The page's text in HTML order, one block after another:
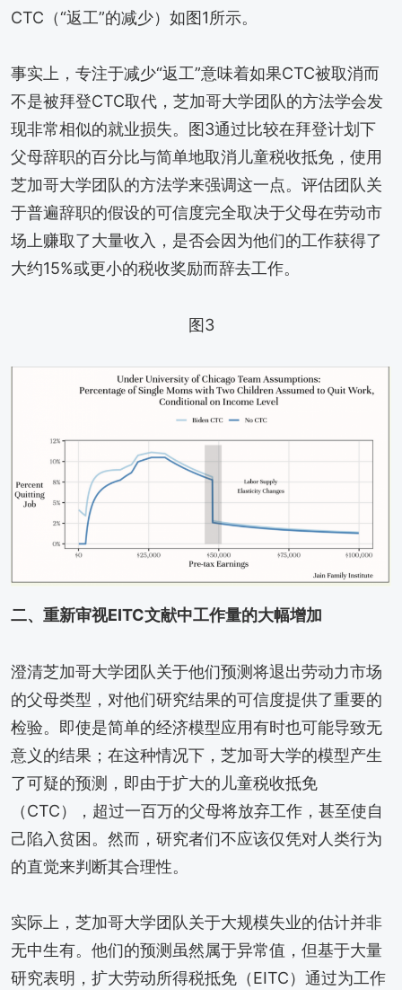
CTC（“返工”的减少）如图1所示。
事实上，专注于减少“返工”意味着如果CTC被取消而
不是被拜登CTC取代，芝加哥大学团队的方法学会发
现非常相似的就业损失。图3通过比较在拜登计划下
父母辞职的百分比与简单地取消儿童税收抵免，使用
芝加哥大学团队的方法学来强调这一点。评估团队关
于普遍辞职的假设的可信度完全取决于父母在劳动市
场上赚取了大量收入，是否会因为他们的工作获得了
大约15%或更小的税收奖励而辞去工作。
图3
二、重新审视EITC文献中工作量的大幅增加
澄清芝加哥大学团队关于他们预测将退出劳动力市场
的父母类型，对他们研究结果的可信度提供了重要的
检验。即使是简单的经济模型应用有时也可能导致无
意义的结果；在这种情况下，芝加哥大学的模型产生
了可疑的预测，即由于扩大的儿童税收抵免
（CTC），超过一百万的父母将放弃工作，甚至使自
己陷入贫困。然而，研究者们不应该仅凭对人类行为
的直觉来判断其合理性。
实际上，芝加哥大学团队关于大规模失业的估计并非
无中生有。他们的预测虽然属于异常值，但基于大量
研究表明，扩大劳动所得税抵免（EITC）通过为工作